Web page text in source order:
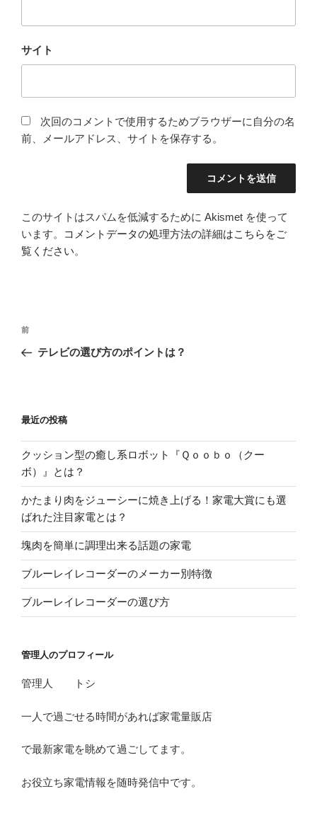
サイト
次回のコメントで使用するためブラウザーに自分の名
前、メールアドレス、サイトを保存する。
このサイトはスパムを低減するために Akismet を使って
います。
コメントデータの処理方法の詳細はこちらをご
覧ください。
投
ナ
ー
シ
ョ
ン
前
の
前
テレビの選び方のポイントは？
最近の投稿
クッション型の癒し系ロボット『Ｑｏｏｂｏ（クー
ボ）』とは？
かたまり肉をジューシーに焼き上げる！家電大賞にも選
ばれた注目家電とは？
塊肉を簡単に調理出来る話題の家電
ブルーレイレコーダーのメーカー別特徴
ブルーレイレコーダーの選び方
管理人のプロフィール
管理人 トシ
一人で過ごせる時間があれば家電量販店
で最新家電を眺めて過ごしてます。
お役立ち家電情報を随時発信中です。